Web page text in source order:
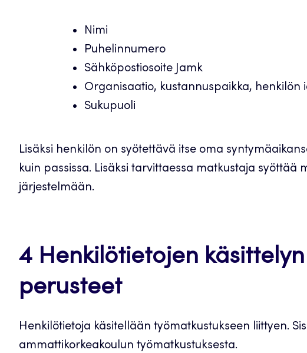
Nimi
Puhelinnumero
Sähköpostiosoite Jamk
Organisaatio, kustannuspaikka, henkilön
Sukupuoli
Lisäksi henkilön on syötettävä itse oma
kuin passissa. Lisäksi tarvittaessa matkustaja syöttää
järjestelmään.
4 Henkilötietojen
perusteet
Henkilötietoja käsitellään työmatkustukseen liittyen.
ammattikorkeakoulun työmatkustuksesta.